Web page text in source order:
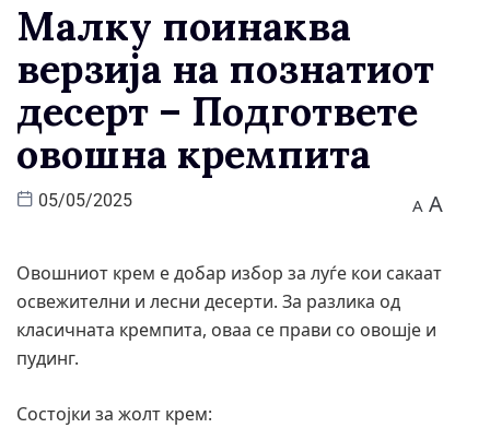
Малку поинаква
верзија на познатиот
десерт – Подгответе
овошна кремпита
05/05/2025 A A
Овошниот крем е добар избор за луѓе кои сакаат
освежителни и лесни десерти. За разлика од
класичната кремпита, оваа се прави со овошје и
пудинг.
Состојки за жолт крем: